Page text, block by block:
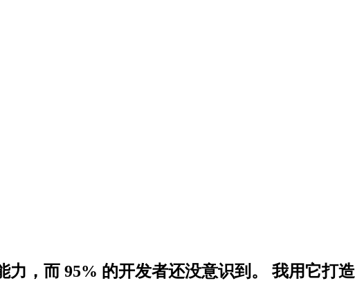
力，而 95% 的开发者还没意识到。 我用它打